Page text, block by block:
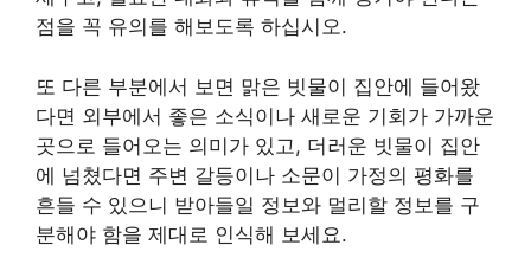
점을 꼭 유의를 해보도록 하십시오.
또 다른 부분에서 보면 맑은 빗물이 집안에 들어왔
다면 외부에서 좋은 소식이나 새로운 기회가 가까운
곳으로 들어오는 의미가 있고, 더러운 빗물이 집안
에 넘쳤다면 주변 갈등이나 소문이 가정의 평화를
흔들 수 있으니 받아들일 정보와 멀리할 정보를 구
분해야 함을 제대로 인식해 보세요.